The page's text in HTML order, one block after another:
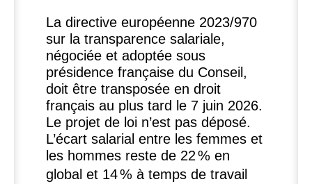
La directive européenne 2023/970
sur la transparence salariale,
négociée et adoptée sous
présidence française du Conseil,
doit être transposée en droit
français au plus tard le 7 juin 2026.
Le projet de loi n’est pas déposé.
L’écart salarial entre les femmes et
les hommes reste de 22% en
global et 14% à temps de travail